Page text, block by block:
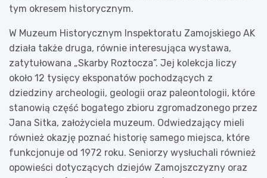
tym okresem historycznym.
W Muzeum Historycznym Inspektoratu Zamojskiego AK
działa także druga, równie interesująca wystawa,
zatytułowana „Skarby Roztocza”. Jej kolekcja liczy
około 12 tysięcy eksponatów pochodzących z
dziedziny archeologii, geologii oraz paleontologii, które
stanowią część bogatego zbioru zgromadzonego przez
Jana Sitka, założyciela muzeum. Odwiedzający mieli
również okazję poznać historię samego miejsca, które
funkcjonuje od 1972 roku. Seniorzy wysłuchali również
opowieści dotyczących dziejów Zamojszczyzny oraz